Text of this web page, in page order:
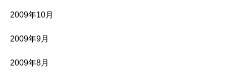
2009年10月
2009年9月
2009年8月